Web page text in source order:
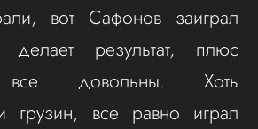
вот Сафонов заиграл
результат, плюс
все довольны. Хоть
грузин, все равно играл